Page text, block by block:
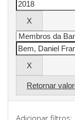
Retornar
Adicionar filtros: